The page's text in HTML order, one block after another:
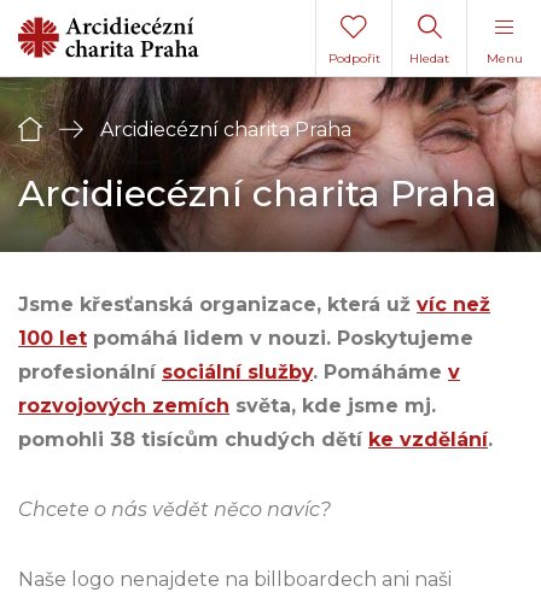
Menu
Hledat
Podpořit
Úvod Arcidiecézní charita Praha
Arcidiecézní charita Praha
Jsme křesťanská organizace, která už víc než
100 let pomáhá lidem v nouzi. Poskytujeme
profesionální sociální služby. Pomáháme v
rozvojových zemích světa, kde jsme mj.
pomohli 38 tisícům chudých dětí ke vzdělání.
Chcete o nás vědět něco navíc?
Naše logo nenajdete na billboardech ani naši